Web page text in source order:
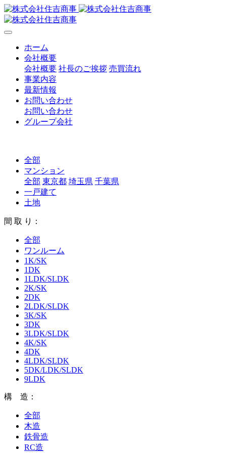
ホーム
会社概要
会社概要 社長のご挨拶 売買流れ
事業内容
最新情報
お問い合わせ
お問い合わせ
グループ会社
全部
マンション
全部 東京都 埼玉県 千葉県
一戸建て
土地
間 取 り：
全部
ワンルーム
1K/SK
1DK
1LDK/SLDK
2K/SK
2DK
2LDK/SLDK
3K/SK
3DK
3LDK/SLDK
4K/SK
4DK
4LDK/SLDK
5DK/LDK/SLDK
9LDK
構 造：
全部
木造
鉄骨造
RC造